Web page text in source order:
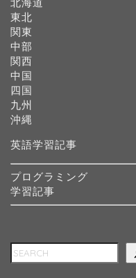
東北
関東
中部
関西
中国
四国
九州
沖縄
英語学習記事
プログラミング
学習記事
検索